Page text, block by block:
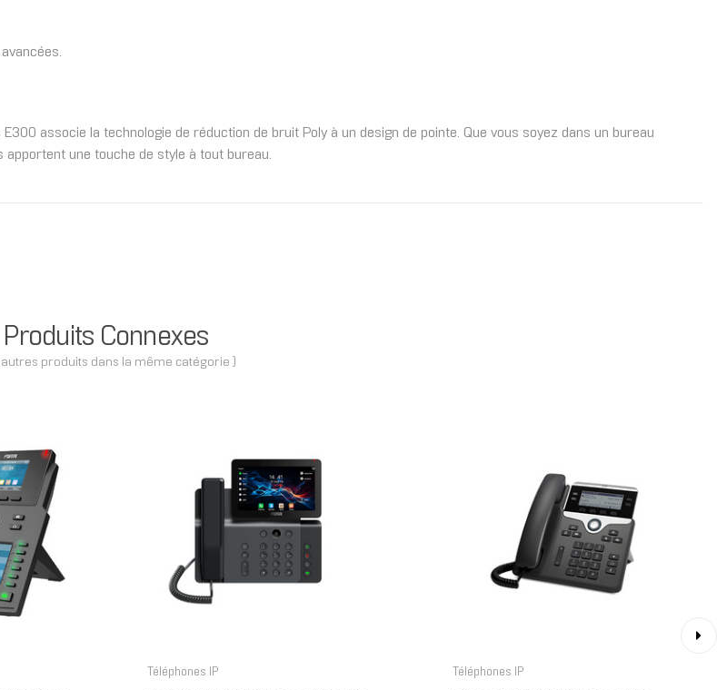
associe la technologie de réduction de bruit Poly à un design de pointe. Que vous soyez dans un bureau
apportent une touche de style à tout bureau.
Produits Connexes
autres produits dans la même catégorie )
Téléphones IP Téléphones IP